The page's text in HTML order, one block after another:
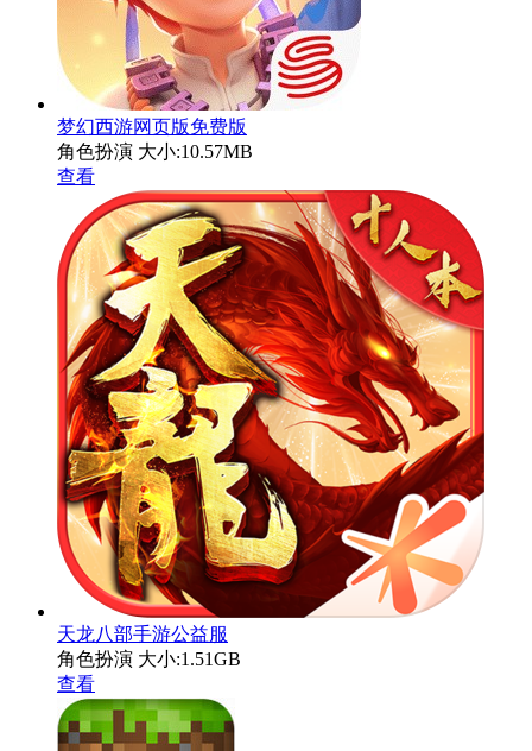
梦幻西游网页版免费版
角色扮演 大小:10.57MB
查看
天龙八部手游公益服
角色扮演 大小:1.51GB
查看